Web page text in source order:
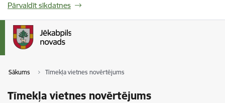
Pārvaldīt sīkdatnes
Sākums Tīmekļa vietnes novērtējums
Tīmekļa vietnes novērtējums